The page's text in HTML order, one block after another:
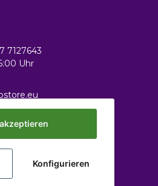
7127643
Uhr
Konfigurieren